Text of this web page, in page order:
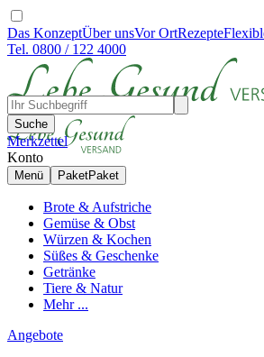
Das KonzeptÜber unsVor OrtRezepte
Tel. 0800 / 122 4000
Suche
Merkzettel
Konto
Menü PaketPaket
Brote & Aufstriche
Gemüse & Obst
Würzen & Kochen
Süßes & Geschenke
Getränke
Tiere & Natur
Mehr ...
Angebote